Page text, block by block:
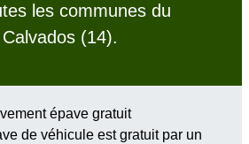
les communes du
(14).
épave gratuit
de véhicule est gratuit par un